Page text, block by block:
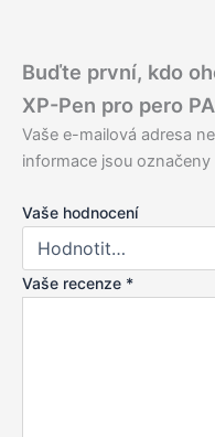
Buďte první, kdo
XP-Pen pro pero
Vaše e-mailová adresa
informace jsou označeny
Vaše hodnocení
Vaše recenze *